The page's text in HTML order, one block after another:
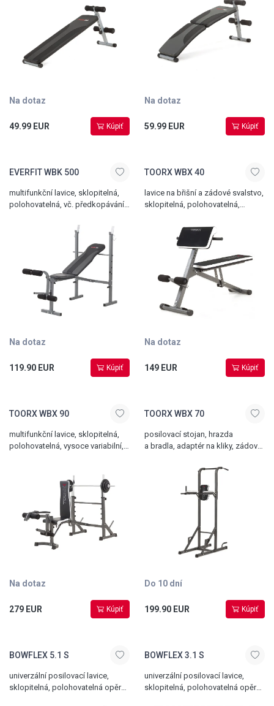
Na dotaz
49.99 EUR Kúpiť
Na dotaz
59.99 EUR Kúpiť
EVERFIT WBK 500
multifunkční lavice, sklopitelná,
polohovatelná, vč. předkopávání
Na dotaz
119.90 EUR Kúpiť
TOORX WBX 40
lavice na břišní a zádové svalstvo,
sklopitelná, polohovatelná,
Na dotaz
149 EUR Kúpiť
TOORX WBX 90
multifunkční lavice, sklopitelná,
polohovatelná, vysoce variabilní,
Na dotaz
279 EUR Kúpiť
TOORX WBX 70
posilovací stojan, hrazda
a bradla, adaptér na kliky, zádová
Do 10 dní
199.90 EUR Kúpiť
BOWFLEX 5.1 S
univerzální posilovací lavice,
sklopitelná, polohovatelná opěrka
BOWFLEX 3.1 S
univerzální posilovací lavice,
sklopitelná, polohovatelná opěrka